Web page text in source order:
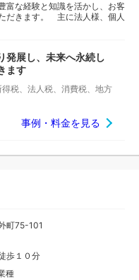
富な経験と知識を活かし、お客
だきます。 主に法人様、個人
発展し、未来へ永続し
ます
税、法人税、消費税、地方
事例・料金を見る
町75-101
歩１０分
種